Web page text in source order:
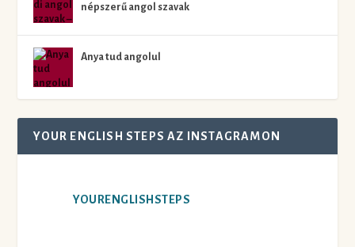
népszerű angol szavak
Anya tud angolul
YOUR ENGLISH STEPS AZ INSTAGRAMON
YOURENGLISHSTEPS